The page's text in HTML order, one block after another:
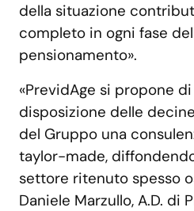
della situazione
completo in ogni fase
pensionamento».
«PrevidAge si propone
disposizione delle
del Gruppo una
taylor-made,
settore ritenuto spesso
Daniele Marzullo, A.D. di